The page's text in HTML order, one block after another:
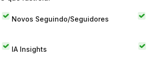
Novos Seguindo/Seguidores
IA Insights